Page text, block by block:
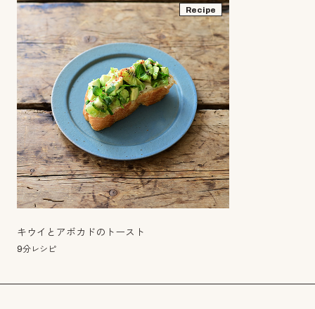
Recipe
キウイとアボカドのトースト
9分レシピ